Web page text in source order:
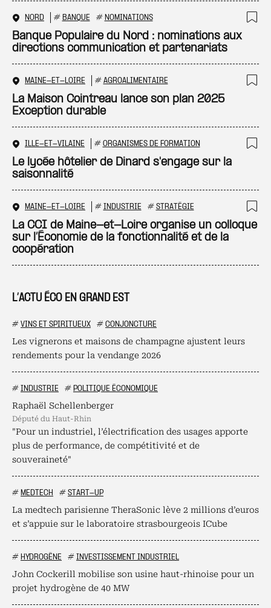
L’ACTU ÉCO EN GRAND EST
# VINS ET SPIRITUEUX # CONJONCTURE
Les vignerons et maisons de champagne ajustent leurs
rendements pour la vendange 2026
# INDUSTRIE # POLITIQUE ÉCONOMIQUE
Raphaël Schellenberger
député du Haut-Rhin
"Pour un industriel, l’électrification des usages apporte
plus de performance, de compétitivité et de
souveraineté"
# MEDTECH # START-UP
La medtech parisienne TheraSonic lève 2 millions d’euros
et s’appuie sur le laboratoire strasbourgeois ICube
# HYDROGÈNE # INVESTISSEMENT INDUSTRIEL
John Cockerill mobilise son usine haut-rhinoise pour un
projet hydrogène de 40 MW
NORD # BANQUE # NOMINATIONS
Banque Populaire du Nord : nominations aux
directions communication et partenariats
MAINE-ET-LOIRE # AGROALIMENTAIRE
La Maison Cointreau lance son plan 2025
Exception durable
ILLE-ET-VILAINE # ORGANISMES DE FORMATION
Le lycée hôtelier de Dinard s'engage sur la
saisonnalité
MAINE-ET-LOIRE # INDUSTRIE # STRATÉGIE
La CCI de Maine-et-Loire organise un colloque
sur l’Économie de la fonctionnalité et de la
coopération